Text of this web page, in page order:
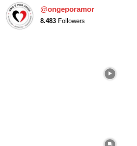
@ongeporamor
8.483 Followers